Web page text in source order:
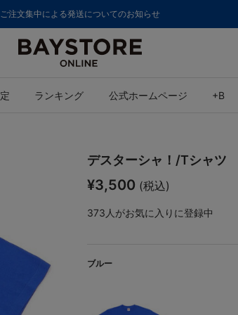
ご注文集中による発送についてのお知らせ
ランキング 公式ホームページ +B
デスターシャ！/Tシャツ
¥3,500 (税込)
373 人がお気に入りに登録中
ブルー